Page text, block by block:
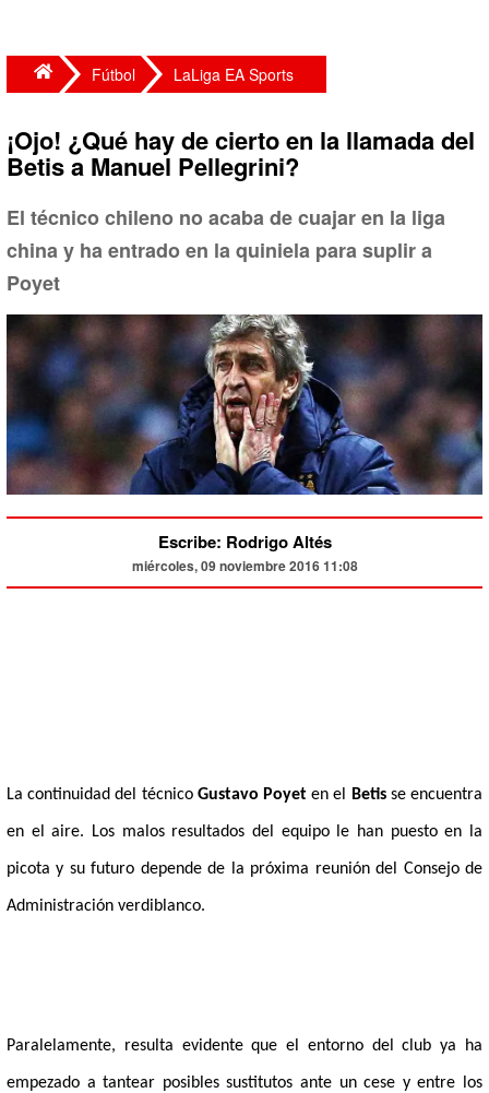
Fútbol LaLiga EA Sports
¡Ojo! ¿Qué hay de cierto en la llamada del
Betis a Manuel Pellegrini?
El técnico chileno no acaba de cuajar en la liga
china y ha entrado en la quiniela para suplir a
Poyet
Escribe: Rodrigo Altés
miércoles, 09 noviembre 2016 11:08
La continuidad del técnico Gustavo Poyet en el Betisse encuentra
en el aire. Los malos resultados del equipo le han puesto en la
picota y su futuro depende de la próxima reunión del Consejo de
Administración verdiblanco.
Paralelamente, resulta evidente que el entorno del club ya ha
empezado a tantear posibles sustitutos ante un cese y entre los